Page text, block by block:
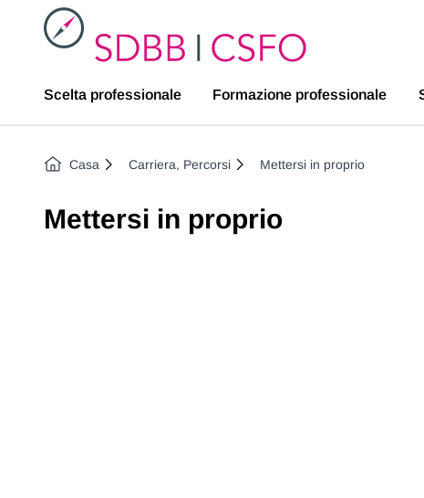
SDBB
Scelta professionale Formazione professionale
Casa Carriera, Percorsi Mettersi in proprio
Mettersi in proprio